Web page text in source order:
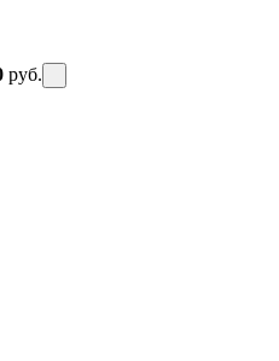
руб.